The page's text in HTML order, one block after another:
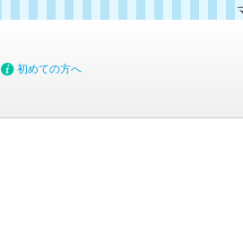
初めての方へ